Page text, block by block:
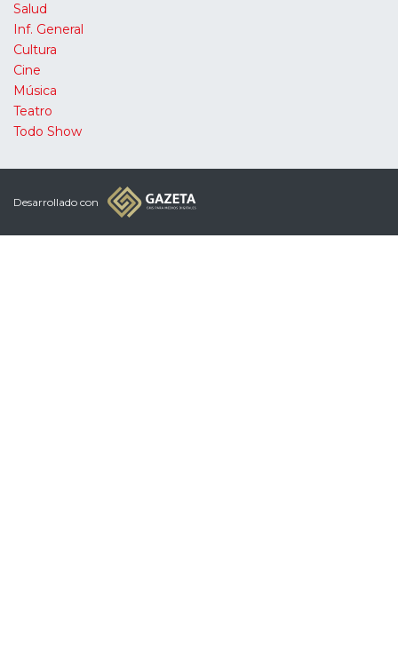
Salud
Inf. General
Cultura
Cine
Música
Teatro
Todo Show
Desarrollado con